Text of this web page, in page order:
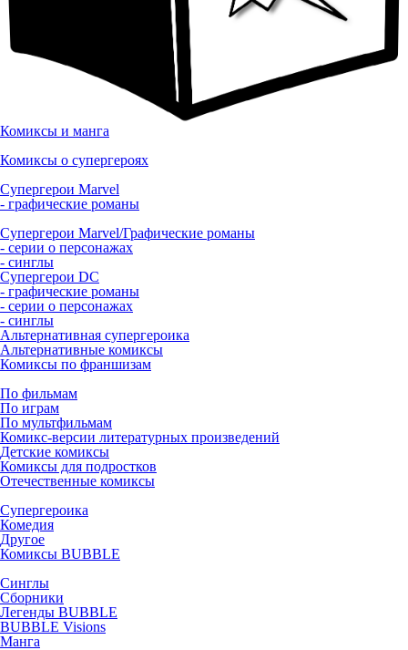
Комиксы и манга
Комиксы о супергероях
Супергерои Marvel
- графические романы
Супергерои Marvel/Графические романы
- серии о персонажах
- синглы
Супергерои DC
- графические романы
- серии о персонажах
- синглы
Альтернативная супергероика
Альтернативные комиксы
Комиксы по франшизам
По фильмам
По играм
По мультфильмам
Комикс-версии литературных произведений
Детские комиксы
Комиксы для подростков
Отечественные комиксы
Супергероика
Комедия
Другое
Комиксы BUBBLE
Синглы
Сборники
Легенды BUBBLE
BUBBLE Visions
Манга